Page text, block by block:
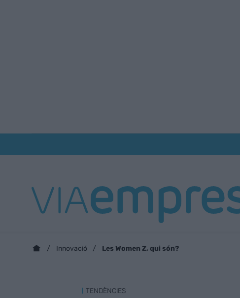
Innovació Les Women Z, qui són?
TENDÈNCIES